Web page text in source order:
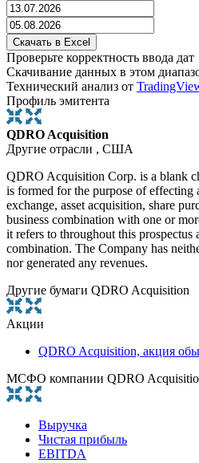
Проверьте корректность ввода дат
Скачивание данных в этом
Технический анализ от
Профиль эмитента
QDRO Acquisition
Другие отрасли , США
QDRO Acquisition Corp. is a blank
is formed for the purpose of effecting
exchange, asset acquisition, share
business combination with one or
it refers to throughout this prospectus
combination. The Company has
nor generated any revenues.
Другие бумаги QDRO Acquisition
Акции
QDRO Acquisition, акция
МСФО компании QDRO
Выручка
Чистая прибыль
EBITDA